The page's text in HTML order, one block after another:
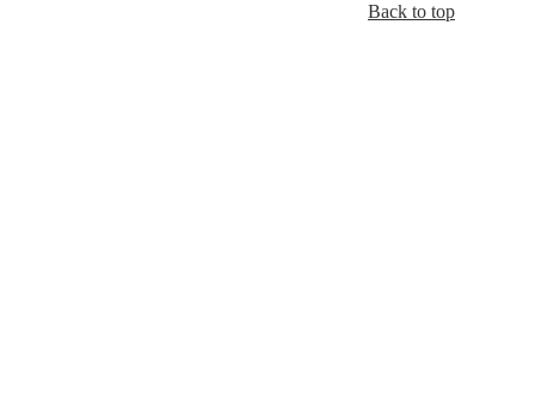
Back to top